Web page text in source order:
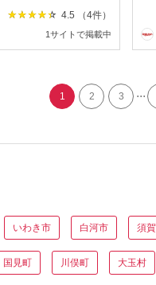
4.5 （4件）
1サイトで掲載中
1 2 3 ...
いわき市 白河市 須
国見町 川俣町 大玉村